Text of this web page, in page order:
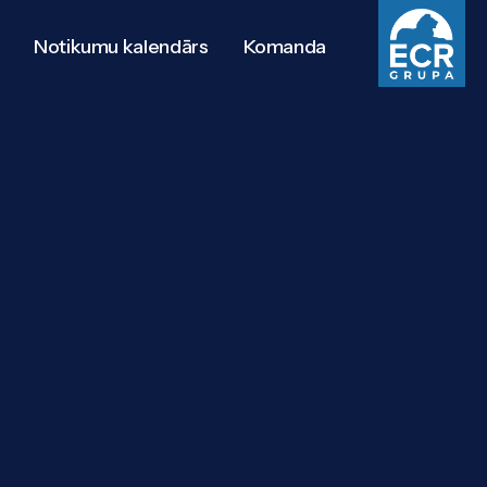
Notikumu kalendārs Komanda